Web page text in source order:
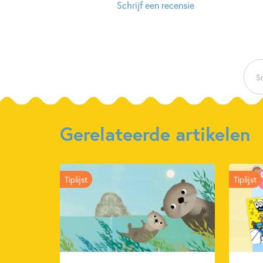
Schrijf een recensie
Gerelateerde artikelen
Tiplijst Tiplijst